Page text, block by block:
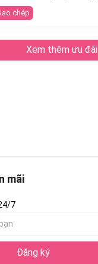
chép
Xem thêm ưu đãi
mãi
7
Đăng ký